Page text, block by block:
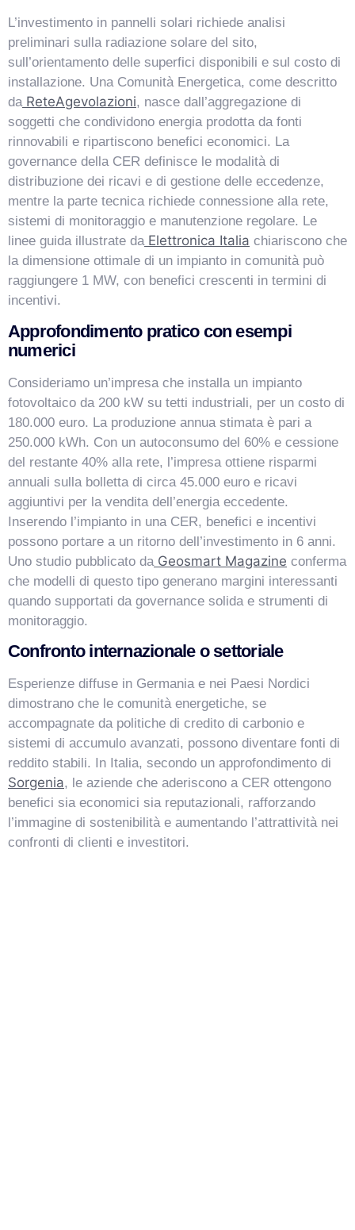
L’investimento in pannelli solari richiede analisi
preliminari sulla radiazione solare del sito,
sull’orientamento delle superfici disponibili e sul costo di
installazione. Una Comunità Energetica, come descritto
da ReteAgevolazioni, nasce dall’aggregazione di
soggetti che condividono energia prodotta da fonti
rinnovabili e ripartiscono benefici economici. La
governance della CER definisce le modalità di
distribuzione dei ricavi e di gestione delle eccedenze,
mentre la parte tecnica richiede connessione alla rete,
sistemi di monitoraggio e manutenzione regolare. Le
linee guida illustrate da Elettronica Italia chiariscono che
la dimensione ottimale di un impianto in comunità può
raggiungere 1 MW, con benefici crescenti in termini di
incentivi.
Approfondimento pratico con esempi
numerici
Consideriamo un’impresa che installa un impianto
fotovoltaico da 200 kW su tetti industriali, per un costo di
180.000 euro. La produzione annua stimata è pari a
250.000 kWh. Con un autoconsumo del 60% e cessione
del restante 40% alla rete, l’impresa ottiene risparmi
annuali sulla bolletta di circa 45.000 euro e ricavi
aggiuntivi per la vendita dell’energia eccedente.
Inserendo l’impianto in una CER, benefici e incentivi
possono portare a un ritorno dell’investimento in 6 anni.
Uno studio pubblicato da Geosmart Magazine conferma
che modelli di questo tipo generano margini interessanti
quando supportati da governance solida e strumenti di
monitoraggio.
Confronto internazionale o settoriale
Esperienze diffuse in Germania e nei Paesi Nordici
dimostrano che le comunità energetiche, se
accompagnate da politiche di credito di carbonio e
sistemi di accumulo avanzati, possono diventare fonti di
reddito stabili. In Italia, secondo un approfondimento di
Sorgenia, le aziende che aderiscono a CER ottengono
benefici sia economici sia reputazionali, rafforzando
l’immagine di sostenibilità e aumentando l’attrattività nei
confronti di clienti e investitori.